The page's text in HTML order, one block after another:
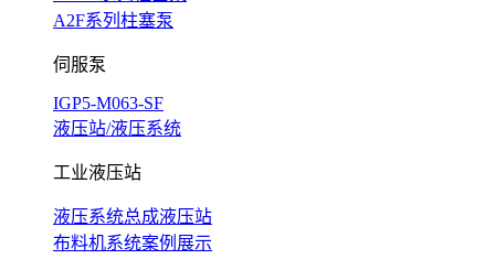
A2F系列柱塞泵
伺服泵
IGP5-M063-SF
液压站/液压系统
工业液压站
液压系统总成液压站
布料机系统案例展示